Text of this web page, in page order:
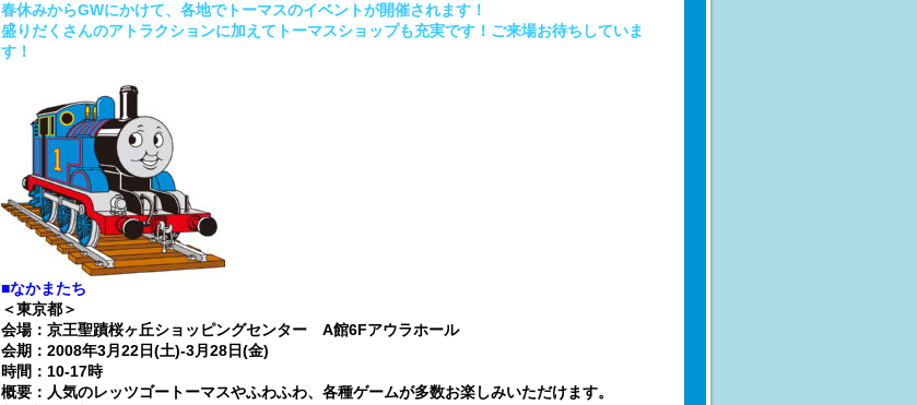
春休みからGWにかけて、各地でトーマスのイベントが開催されます！
盛りだくさんのアトラクションに加えてトーマスショップも充実です！ご来場お待ちしていま
す！
■なかまたち
＜東京都＞
会場：京王聖蹟桜ヶ丘ショッピングセンター A館6Fアウラホール
会期：2008年3月22日(土)-3月28日(金)
時間：10-17時
概要：人気のレッツゴートーマスやふわふわ、各種ゲームが多数お楽しみいただけます。